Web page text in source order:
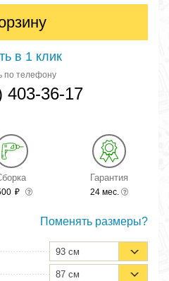
в 1 клик
по телефону
403-36-17
₽
Гарантия
24 мес.
Поменять размеры?
93 см
87 см